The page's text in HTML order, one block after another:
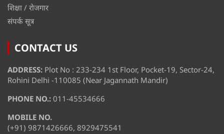
शिक्षा / रोजगार
संपर्क सूत्र
CONTACT US
ADDRESS: Plot No : 233-234 1st Floor, Pocket-19, Sector-24,
Rohini Delhi -110085 (Near Jagannath Mandir)
PHONE NO.: 011-45534666
MOBILE NO.
(+91) 9871426666, 8929475541